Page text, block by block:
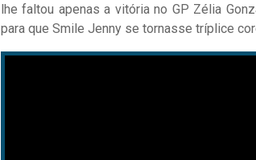
lhe faltou apenas a vitória no GP Zélia
para que Smile Jenny se tornasse tríplice